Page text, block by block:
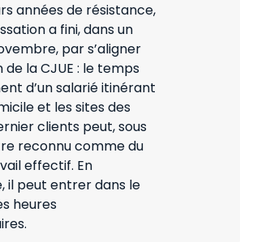
années de résistance,
a fini, dans un
par s’aligner
de la CJUE : le temps
d’un salarié itinérant
et les sites des
clients peut, sous
reconnu comme du
effectif. En
il peut entrer dans le
heures